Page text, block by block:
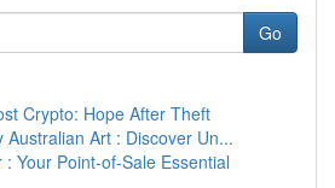
Go
Crypto: Hope After Theft
Australian Art : Discover Un...
: Your Point-of-Sale Essential